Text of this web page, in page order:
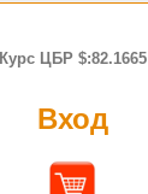
Курс ЦБР $:82.1665
Вход